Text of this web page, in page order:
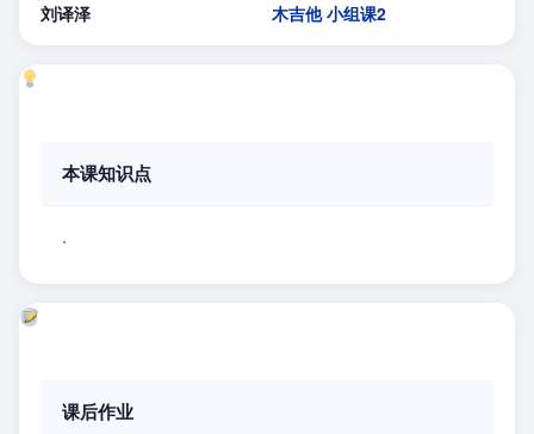
刘译泽 木吉他 小组课2
本课知识点
.
课后作业